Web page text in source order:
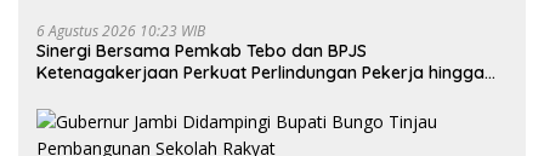
6 Agustus 2026 10:23 WIB
Sinergi Bersama Pemkab Tebo dan BPJS
Ketenagakerjaan Perkuat Perlindungan Pekerja hingga